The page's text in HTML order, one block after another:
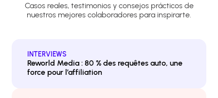
Casos reales, testimonios y consejos prácticos de
nuestros mejores colaboradores para inspirarte.
INTERVIEWS
Reworld Media : 80 % des requêtes auto, une
force pour l’affiliation